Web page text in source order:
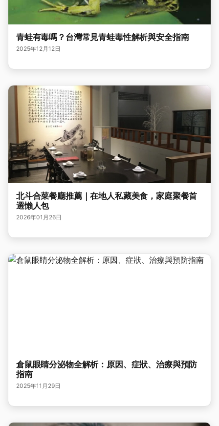
青蛙有毒嗎？台灣常見青蛙毒性解析與安全指南
2025年12月12日
北斗合菜餐廳推薦｜在地人私藏美食，家庭聚餐首
選懶人包
2026年01月26日
倉鼠眼睛分泌物全解析：原因、症狀、治療與預防
指南
2025年11月29日